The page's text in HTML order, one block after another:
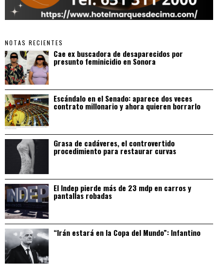
NOTAS RECIENTES
Cae ex buscadora de desaparecidos por
presunto feminicidio en Sonora
Escándalo en el Senado: aparece dos veces
contrato millonario y ahora quieren borrarlo
Grasa de cadáveres, el controvertido
procedimiento para restaurar curvas
El Indep pierde más de 23 mdp en carros y
pantallas robadas
“Irán estará en la Copa del Mundo”: Infantino